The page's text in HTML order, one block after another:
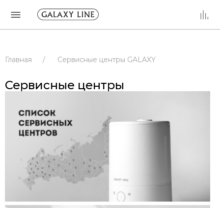
Главная / Сервисные центры GALAXY
Сервисные центры